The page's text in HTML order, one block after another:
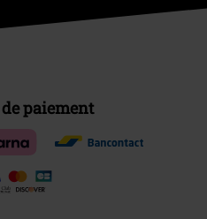
paiement